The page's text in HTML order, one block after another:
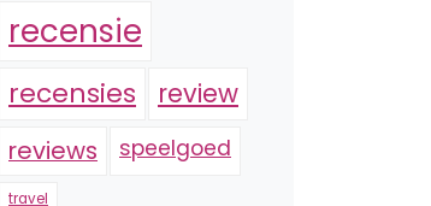
recensie
recensies review
reviews speelgoed
travel